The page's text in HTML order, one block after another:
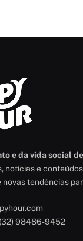
e da vida social
e
tendências
98486-9452